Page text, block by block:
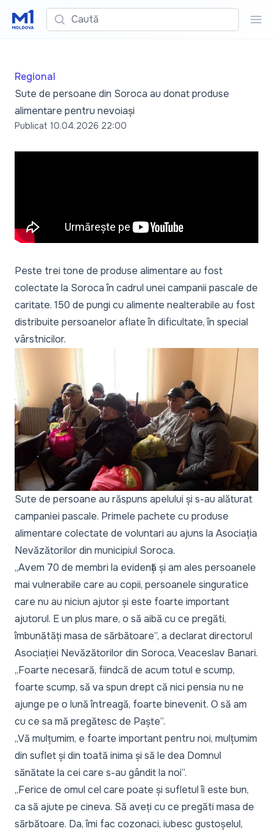
Caută
Regional
Sute de persoane din Soroca au donat produse
alimentare pentru nevoiași
Publicat 10.04.2026 22:00
Peste trei tone de produse alimentare au fost
colectate la Soroca în cadrul unei campanii pascale de
caritate. 150 de pungi cu alimente nealterabile au fost
distribuite persoanelor aflate în dificultate, în special
vârstnicilor.
Sute de persoane au răspuns apelului și s-au alăturat
campaniei pascale. Primele pachete cu produse
alimentare colectate de voluntari au ajuns la Asociația
Nevăzătorilor din municipiul Soroca.
„Avem 70 de membri la evidență și am ales persoanele
mai vulnerabile care au copii, persoanele singuratice
care nu au niciun ajutor și este foarte important
ajutorul. E un plus mare, o să aibă cu ce pregăti,
îmbunătăți masa de sărbătoare”, a declarat directorul
Asociației Nevăzătorilor din Soroca, Veaceslav Banari.
„Foarte necesară, fiindcă de acum totul e scump,
foarte scump, să va spun drept că nici pensia nu ne
ajunge pe o lună întreagă, foarte binevenit. O să am
cu ce sa mă pregătesc de Paște”.
„Vă mulțumim, e foarte important pentru noi, mulțumim
din suflet și din toată inima și să le dea Domnul
sănătate la cei care s-au gândit la noi”.
„Ferice de omul cel care poate și sufletul îi este bun,
ca să ajute pe cineva. Să aveți cu ce pregăti masa de
sărbătoare. Da, îmi fac cozonaci, iubesc gustoșelul,